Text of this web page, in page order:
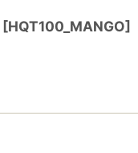
[HQT100_MANGO]